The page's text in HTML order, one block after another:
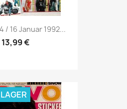
Vorschau
/ 16 Januar 1992...
13,99 €